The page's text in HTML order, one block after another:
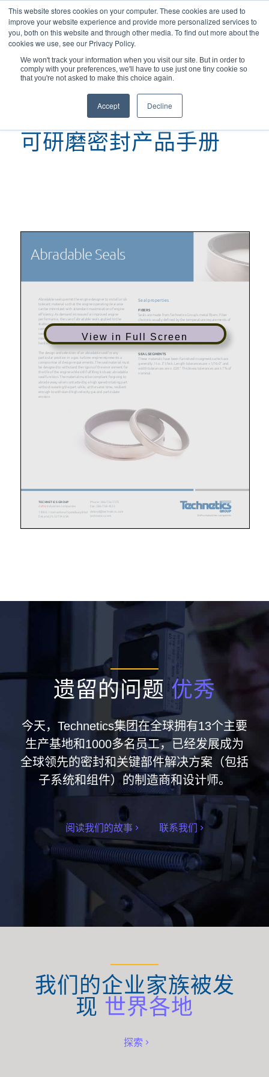
This website stores cookies on your computer. These cookies are used to
improve your website experience and provide more personalized services to
you, both on this website and through other media. To find out more about the
cookies we use, see our Privacy Policy.
We won't track your information when you visit our site. But in order to
comply with your preferences, we'll have to use just one tiny cookie so
that you're not asked to make this choice again.
Accept Decline
您现在的位置： 主页 / 可研磨密封产品手册
可研磨密封产品手册
View in Full Screen
遗留的问题优秀
今天，Technetics集团在全球拥有13个主要
生产基地和1000多名员工，已经发展成为
全球领先的密封和关键部件解决方案（包括
子系统和组件）的制造商和设计师。
阅读我们的故事 联系我们
我们的企业家族被发
现 世界各地
探索